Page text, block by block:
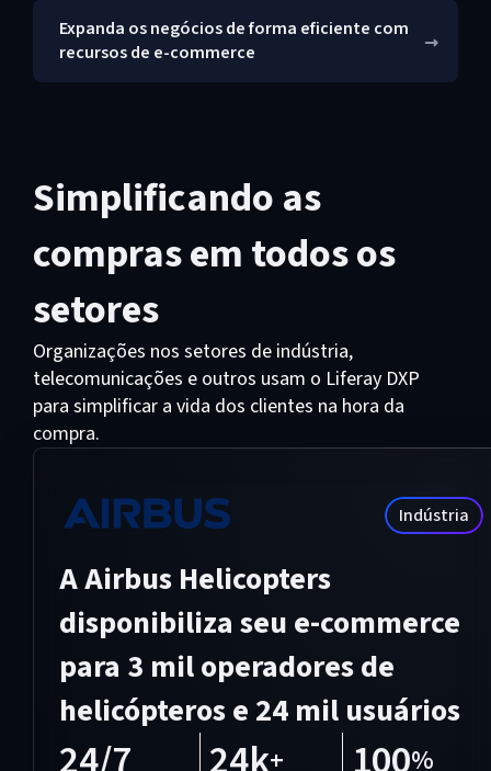
Expanda os negócios de forma eficiente com
recursos de e-commerce
Simplificando as
compras em todos os
setores
Organizações nos setores de indústria,
telecomunicações e outros usam o Liferay DXP
para simplificar a vida dos clientes na hora da
compra.
Indústria
A Airbus Helicopters
disponibiliza seu e-commerce
para 3 mil operadores de
helicópteros e 24 mil usuários
+ %